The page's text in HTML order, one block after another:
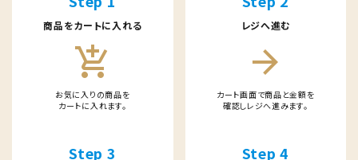
カテゴリー
商品をカートに入れる
add_shopping_cart
お気に入りの商品を
カートに入れます。
レジへ進む
arrow_forward
カート画面で商品と金額を
確認しレジへ進みます。
Step 3 Step 4